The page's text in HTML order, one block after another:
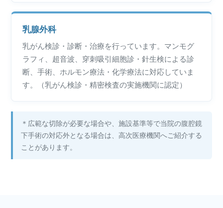
乳腺外科
乳がん検診・診断・治療を行っています。マンモグ
ラフィ、超音波、穿刺吸引細胞診・針生検による診
断、手術、ホルモン療法・化学療法に対応していま
す。（乳がん検診・精密検査の実施機関に認定）
＊広範な切除が必要な場合や、施設基準等で当院の腹腔鏡
下手術の対応外となる場合は、高次医療機関へご紹介する
ことがあります。